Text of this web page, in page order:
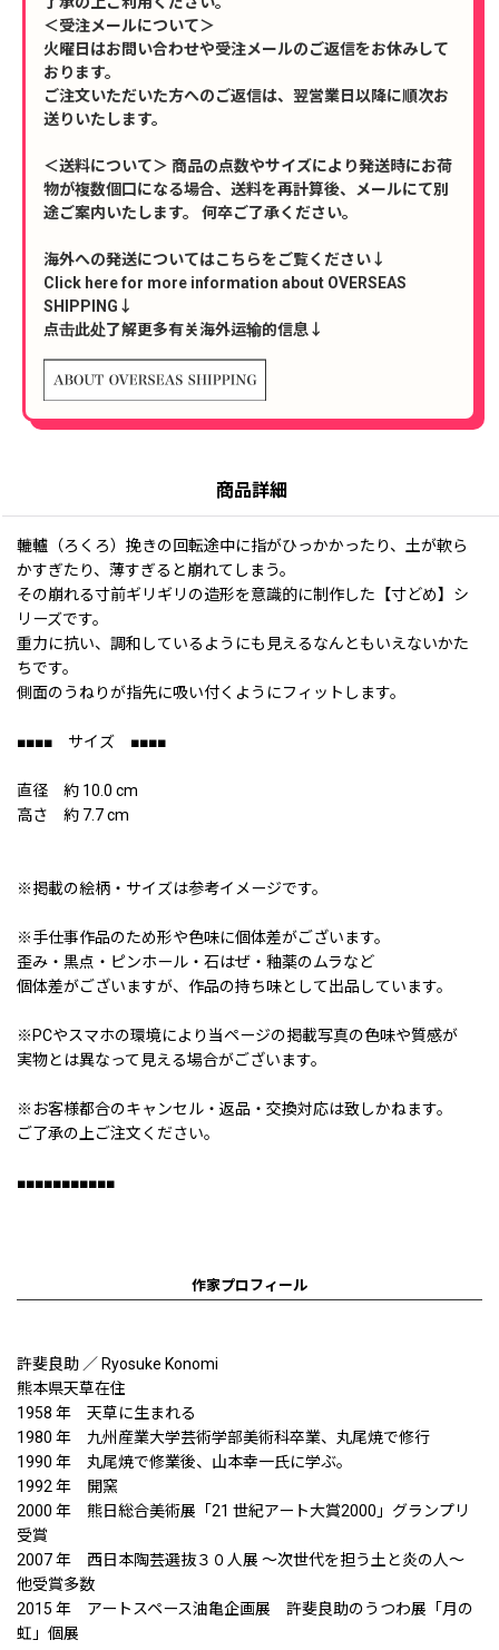
＜受注メールについて＞
火曜日はお問い合わせや受注メールのご返信をお休みして
おります。
ご注文いただいた方へのご返信は、翌営業日以降に順次お
送りいたします。
＜送料について＞ 商品の点数やサイズにより発送時にお荷
物が複数個口になる場合、送料を再計算後、メールにて別
途ご案内いたします。 何卒ご了承ください。
海外への発送についてはこちらをご覧ください↓
Click here for more information about OVERSEAS
SHIPPING↓
点击此处了解更多有关海外运输的信息↓
商品詳細
轆轤（ろくろ）挽きの回転途中に指がひっかかったり、土が軟ら
かすぎたり、薄すぎると崩れてしまう。
その崩れる寸前ギリギリの造形を意識的に制作した【寸どめ】シ
リーズです。
重力に抗い、調和しているようにも見えるなんともいえないかた
ちです。
側面のうねりが指先に吸い付くようにフィットします。
■■■■ サイズ ■■■■
直径 約 10.0 cm
高さ 約 7.7 cm
※掲載の絵柄・サイズは参考イメージです。
※手仕事作品のため形や色味に個体差がございます。
歪み・黒点・ピンホール・石はぜ・釉薬のムラなど
個体差がございますが、作品の持ち味として出品しています。
※PCやスマホの環境により当ページの掲載写真の色味や質感が
実物とは異なって見える場合がございます。
※お客様都合のキャンセル・返品・交換対応は致しかねます。
ご了承の上ご注文ください。
■■■■■■■■■■■
作家プロフィール
許斐良助 ／ Ryosuke Konomi
熊本県天草在住
1958 年 天草に生まれる
1980 年 九州産業大学芸術学部美術科卒業、丸尾焼で修行
1990 年 丸尾焼で修業後、山本幸一氏に学ぶ。
1992 年 開窯
2000 年 熊日総合美術展「21 世紀アート大賞2000」グランプリ
受賞
2007 年 西日本陶芸選抜３０人展 〜次世代を担う土と炎の人〜
他受賞多数
2015 年 アートスペース油亀企画展 許斐良助のうつわ展「月の
虹」個展